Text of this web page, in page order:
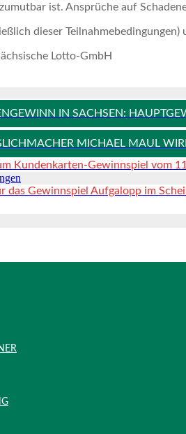
ist. Ansprüche auf
dieser
Lotto-GmbH
IN SACHSEN:
MICHAEL MAUL
Kundenkarten-Gewinnspiel vom
das Gewinnspiel Aufgalopp im